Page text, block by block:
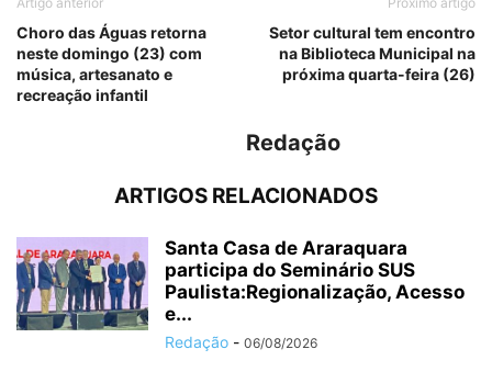
Choro das Águas retorna
neste domingo (23) com
música, artesanato e
recreação infantil
Setor cultural tem encontro
na Biblioteca Municipal na
próxima quarta-feira (26)
Redação
ARTIGOS RELACIONADOS
Santa Casa de Araraquara
participa do Seminário SUS
Paulista:Regionalização, Acesso
e...
Redação - 06/08/2026